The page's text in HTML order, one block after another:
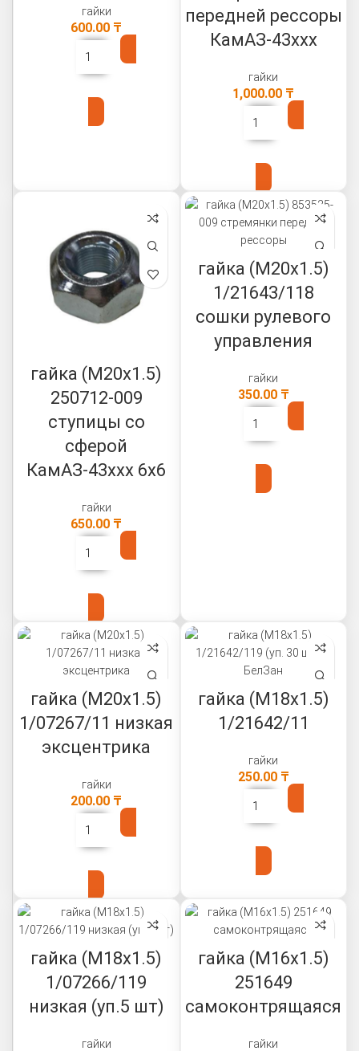
гайки
600.00 ₸
передней рессоры
КамАЗ-43ххх
гайки
1,000.00 ₸
гайка (М20х1.5)
250712-009
ступицы со
сферой
КамАЗ-43ххх 6х6
гайки
650.00 ₸
гайка (М20х1.5)
1/21643/118
сошки рулевого
управления
гайки
350.00 ₸
гайка (М20х1.5)
1/07267/11 низкая
эксцентрика
гайки
200.00 ₸
гайка (М18х1.5)
1/21642/11
гайки
250.00 ₸
гайка (М18х1.5)
1/07266/119
низкая (уп.5 шт)
гайки
гайка (М16х1.5)
251649
самоконтрящаяся
гайки